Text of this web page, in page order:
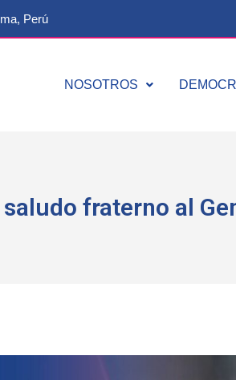
Perú
NOSOTROS
saludo fraterno al